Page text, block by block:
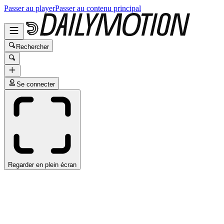
Passer au playerPasser au contenu principal
Rechercher
Se connecter
Regarder en plein écran